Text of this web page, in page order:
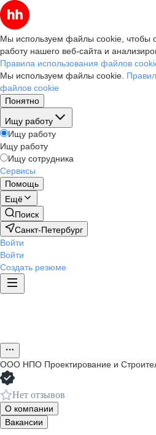
Мы используем файлы cookie, чтобы
работу нашего веб-сайта и
Правила использования файлов
Мы используем файлы cookie.
файлов cookie
Понятно
Ищу работу
Ищу работу
Ищу работу
Ищу сотрудника
Сервисы
Помощь
Ещё
Поиск
Санкт-Петербург
Войти
Войти
Создать резюме
ООО НПО Проектирование и
Нет отзывов
О компании
Вакансии